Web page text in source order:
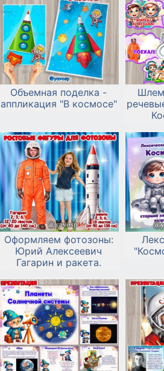
Объемная поделка -
аппликация "В космосе"
Оформляем фотозоны:
Юрий Алексеевич
Гагарин и ракета.